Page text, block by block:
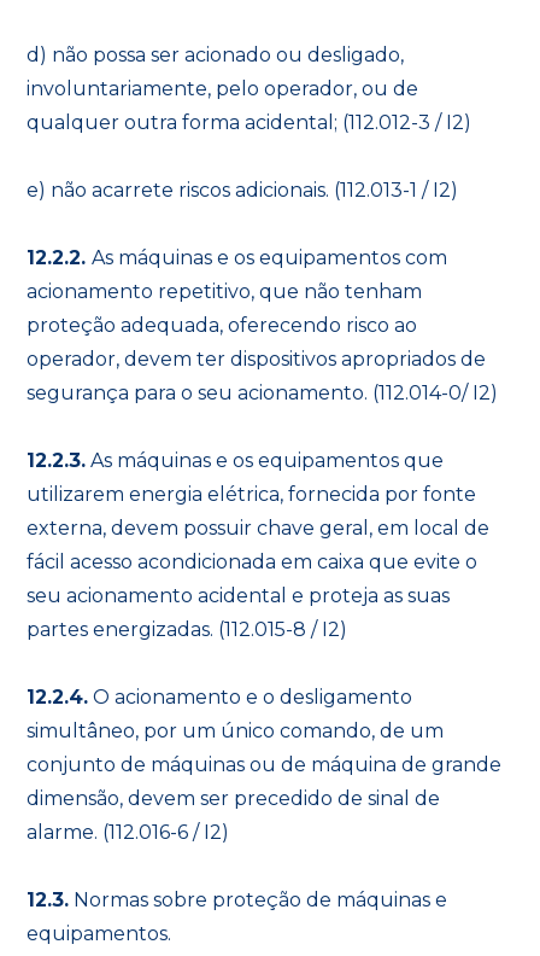
d) não possa ser acionado ou desligado,
involuntariamente, pelo operador, ou de
qualquer outra forma acidental; (112.012-3 / I2)
e) não acarrete riscos adicionais. (112.013-1 / I2)
12.2.2.As máquinas e os equipamentos com
acionamento repetitivo, que não tenham
proteção adequada, oferecendo risco ao
operador, devem ter dispositivos apropriados de
segurança para o seu acionamento. (112.014-0/ I2)
12.2.3. As máquinas e os equipamentos que
utilizarem energia elétrica, fornecida por fonte
externa, devem possuir chave geral, em local de
fácil acesso acondicionada em caixa que evite o
seu acionamento acidental e proteja as suas
partes energizadas. (112.015-8 / I2)
12.2.4. O acionamento e o desligamento
simultâneo, por um único comando, de um
conjunto de máquinas ou de máquina de grande
dimensão, devem ser precedido de sinal de
alarme. (112.016-6 / I2)
12.3. Normas sobre proteção de máquinas e
equipamentos.